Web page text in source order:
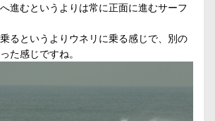
進むというよりは常に正面に進むサーフ
るというよりウネリに乗る感じで、別の
た感じですね。